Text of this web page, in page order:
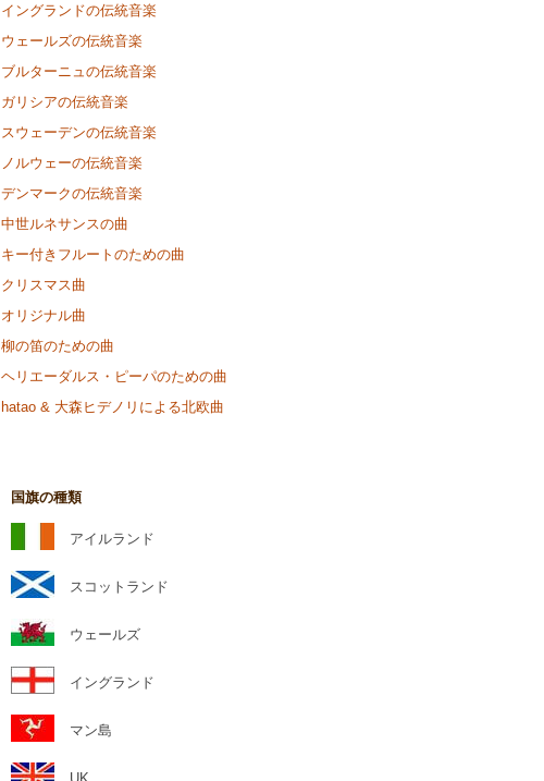
イングランドの伝統音楽
ウェールズの伝統音楽
ブルターニュの伝統音楽
ガリシアの伝統音楽
スウェーデンの伝統音楽
ノルウェーの伝統音楽
デンマークの伝統音楽
中世ルネサンスの曲
キー付きフルートのための曲
クリスマス曲
オリジナル曲
柳の笛のための曲
ヘリエーダルス・ピーパのための曲
hatao & 大森ヒデノリによる北欧曲
国旗の種類
アイルランド
スコットランド
ウェールズ
イングランド
マン島